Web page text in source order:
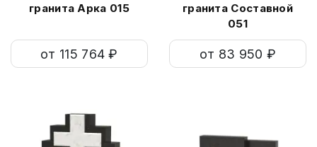
гранита Арка 015
от 115 764 ₽
гранита Составной
051
от 83 950 ₽